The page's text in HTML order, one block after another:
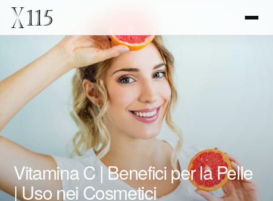
Vitamina C | Benefici per la Pelle
| Uso nei Cosmetici